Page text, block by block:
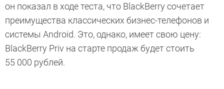
он показал в ходе теста, что BlackBerry сочетает
преимущества классических бизнес-телефонов и
системы Android. Это, однако, имеет свою цену:
BlackBerry Priv на старте продаж будет стоить
55 000 рублей.